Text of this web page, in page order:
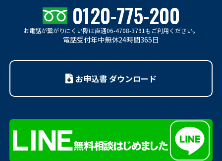
0120-775-200
お電話が繋がりにくい際は直通06-4708-3791もご利用ください。
電話受付年中無休24時間365日
お申込書 ダウンロード